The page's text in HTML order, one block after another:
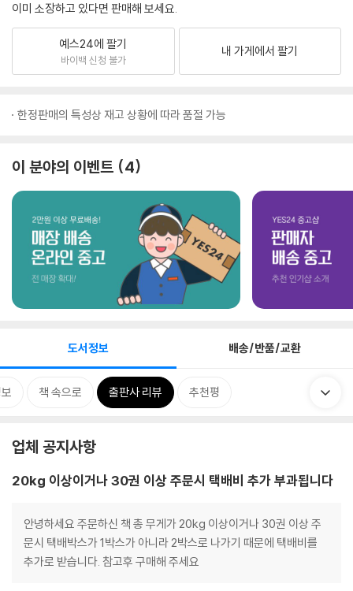
이미 소장하고 있다면 판매해 보세요.
예스24에 팔기
바이백 신청 불가
내 가게에서 팔기
한정판매의 특성상 재고 상황에 따라 품절 가능
이 분야의 이벤트 4
도서정보 배송/반품/교환
책 속으로 출판사 리뷰 추천평
업체 공지사항
20kg 이상이거나 30권 이상 주문시 택배비 추가 부과됩니다
안녕하세요 주문하신 책 총 무게가 20kg 이상이거나 30권 이상 주
문시 택배박스가 1박스가 아니라 2박스로 나가기 때문에 택배비를
추가로 받습니다. 참고후 구매해 주세요